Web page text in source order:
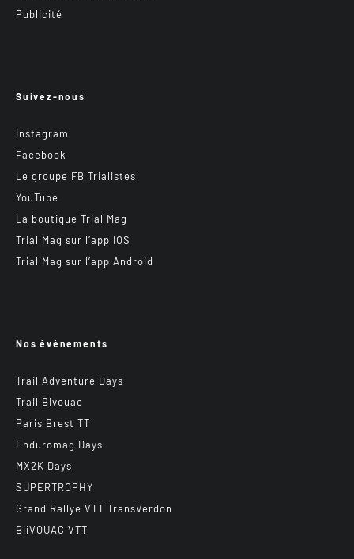
Publicité
Suivez-nous
Instagram
Facebook
Le groupe FB Trialistes
YouTube
La boutique Trial Mag
Trial Mag sur l’app IOS
Trial Mag sur l’app Android
Nos événements
Trail Adventure Days
Trail Bivouac
Paris Brest TT
Enduromag Days
MX2K Days
SUPERTROPHY
Grand Rallye VTT TransVerdon
BiiVOUAC VTT